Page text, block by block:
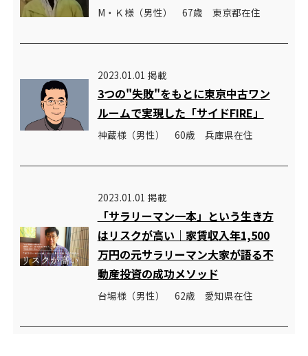
M・Ｋ様（男性） 67歳 東京都在住
2023.01.01 掲載
3つの"失敗"をもとに東京中古ワン
ルームで実現した「サイドFIRE」
神蔵様（男性） 60歳 兵庫県在住
2023.01.01 掲載
「サラリーマン一本」という生き方
はリスクが高い｜家賃収入年1,500
万円の元サラリーマン大家が語る不
動産投資の成功メソッド
台場様（男性） 62歳 愛知県在住